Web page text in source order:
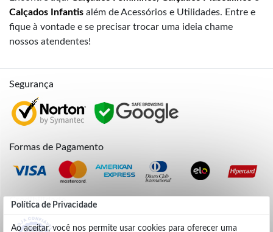
Política de Privacidade
Ao aceitar, você nos permite usar cookies para oferecer uma
Calçados Infantis além de Acessórios e Utilidades. Entre e
fique à vontade e se precisar trocar uma ideia chame
nossos atendentes!
Segurança
Formas de Pagamento
Credibilidade